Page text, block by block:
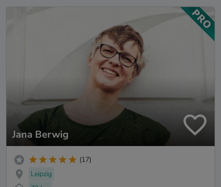
Jana Berwig
(17)
Leipzig